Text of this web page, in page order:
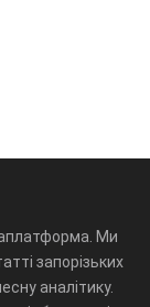
Ми
запорізьких
аналітику.